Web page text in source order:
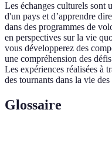
Les échanges culturels sont
d'un pays et d’apprendre
dans des programmes de
en perspectives sur la vie
vous développerez des
une compréhension des
Les expériences réalisées à
des tournants dans la vie
Glossaire